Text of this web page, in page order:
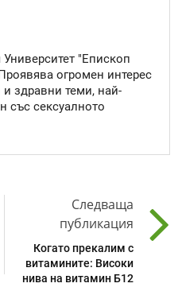
"Епископ
огромен интерес
здравни теми, най-
със сексуалното
Следваща
публикация
Когато прекалим с
витамините: Високи
нива на витамин Б12